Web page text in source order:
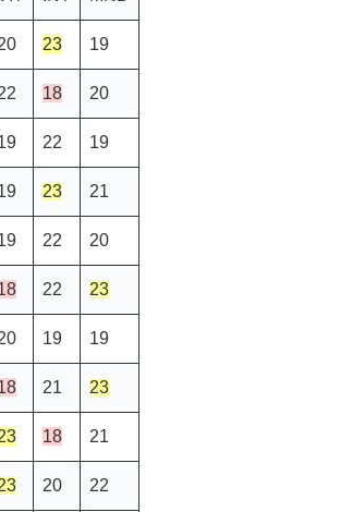
23 19
18 20
22 19
23 21
22 20
22 23
19 19
21 23
18 21
20 22